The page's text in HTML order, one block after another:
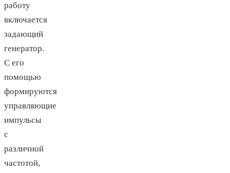
работу
включается
задающий
генератор.
С его
помощью
формируются
управляющие
импульсы
с
различной
частотой,